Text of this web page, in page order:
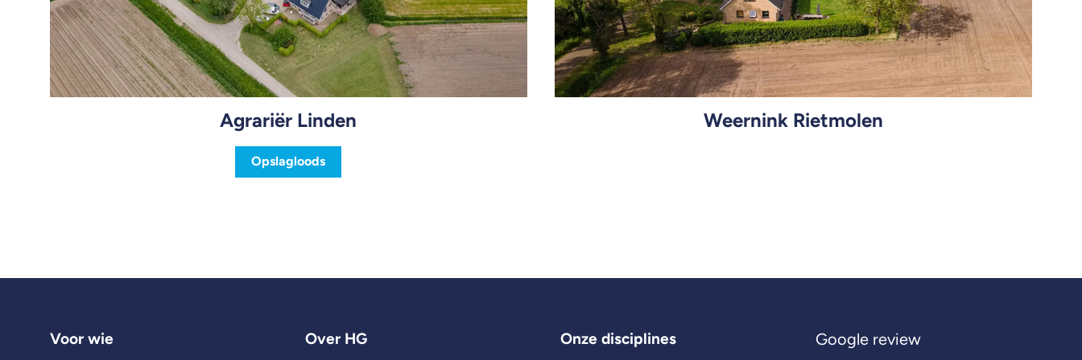
Agrariër Linden
Opslagloods
Weernink Rietmolen
Voor wie Over HG Onze disciplines Google review